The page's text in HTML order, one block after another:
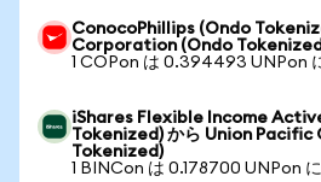
ConocoPhillips (Ondo
Corporation (Ondo
1 COPon は 0.394493 UNPon
iShares Flexible Income
Tokenized) から Union
Tokenized)
1 BINCon は 0.178700 UNPon